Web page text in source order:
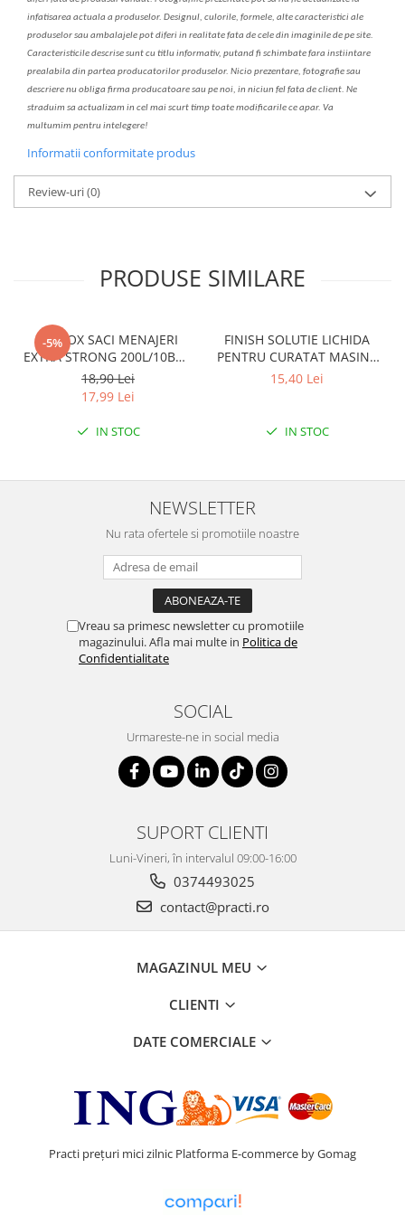
infatisarea actuala a produselor. Designul, culorile, formele, alte caracteristici ale
produselor sau ambalajele pot diferi in realitate fata de cele din imaginile de pe site.
Caracteristicile descrise sunt cu titlu informativ, putand fi schimbate fara instiintare
prealabila din partea producatorilor produselor. Nicio prezentare, fotografie sau
descriere nu obliga firma producatoare sau pe noi, in niciun fel fata de client. Ne
straduim sa actualizam in cel mai scurt timp toate modificarile ce apar. Va
multumim pentru intelegere!
Informatii conformitate produs
Review-uri(0)
PRODUSE SIMILARE
-5%
CLINOX SACI MENAJERI
EXTRA STRONG 200L/10BUC
LDPE NEGRI (90*122CM)
ETICHETA MOV
18,90 Lei
17,99 Lei
IN STOC
FINISH SOLUTIE LICHIDA
PENTRU CURATAT MASINA
DE SPALAT VASE 250ML
15,40 Lei
IN STOC
NEWSLETTER
Nu rata ofertele si promotiile noastre
Vreau sa primesc newsletter cu promotiile
magazinului. Afla mai multe in Politica de
Confidentialitate
SOCIAL
Urmareste-ne in social media
SUPORT CLIENTI
Luni-Vineri, în intervalul 09:00-16:00
0374493025
contact@practi.ro
MAGAZINUL MEU
CLIENTI
DATE COMERCIALE
Practi prețuri mici zilnic Platforma E-commerce by Gomag